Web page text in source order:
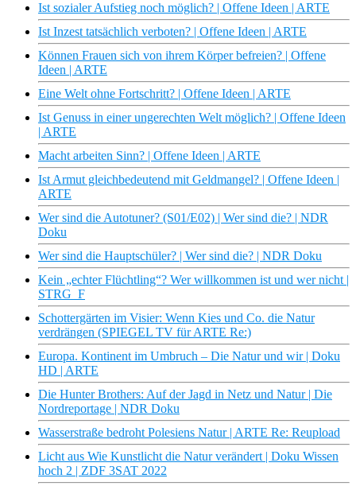
Ist sozialer Aufstieg noch möglich? | Offene Ideen | ARTE
Ist Inzest tatsächlich verboten? | Offene Ideen | ARTE
Können Frauen sich von ihrem Körper befreien? | Offene
Ideen | ARTE
Eine Welt ohne Fortschritt? | Offene Ideen | ARTE
Ist Genuss in einer ungerechten Welt möglich? | Offene Ideen
| ARTE
Macht arbeiten Sinn? | Offene Ideen | ARTE
Ist Armut gleichbedeutend mit Geldmangel? | Offene Ideen |
ARTE
Wer sind die Autotuner? (S01/E02) | Wer sind die? | NDR
Doku
Wer sind die Hauptschüler? | Wer sind die? | NDR Doku
Kein „echter Flüchtling“? Wer willkommen ist und wer nicht |
STRG_F
Schottergärten im Visier: Wenn Kies und Co. die Natur
verdrängen (SPIEGEL TV für ARTE Re:)
Europa. Kontinent im Umbruch – Die Natur und wir | Doku
HD | ARTE
Die Hunter Brothers: Auf der Jagd in Netz und Natur | Die
Nordreportage | NDR Doku
Wasserstraße bedroht Polesiens Natur | ARTE Re: Reupload
Licht aus Wie Kunstlicht die Natur verändert | Doku Wissen
hoch 2 | ZDF 3SAT 2022